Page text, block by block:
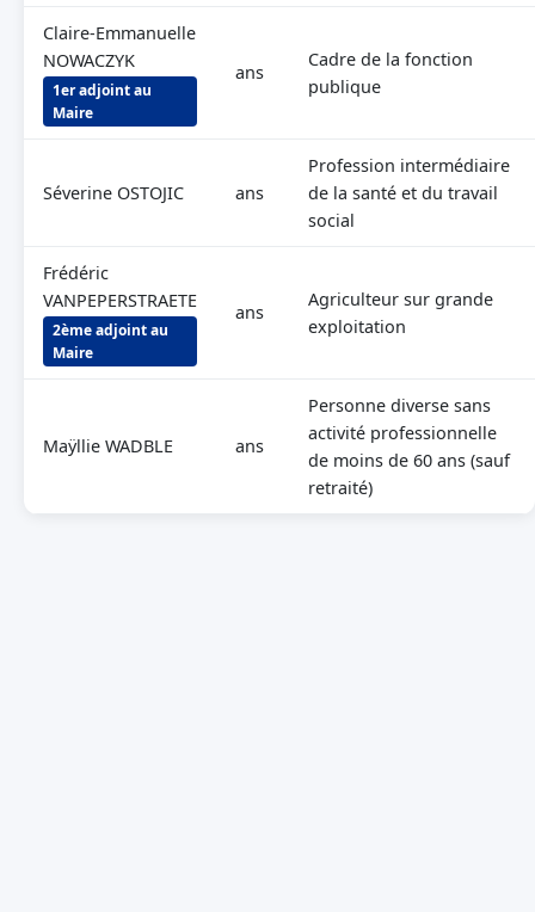
Claire-Emmanuelle
NOWACZYK
1er adjoint au
Maire
ans
Cadre de la fonction
publique
Séverine OSTOJIC ans
Profession intermédiaire
de la santé et du travail
social
Frédéric
VANPEPERSTRAETE
2ème adjoint au
Maire
ans
Agriculteur sur grande
exploitation
Maÿllie WADBLE ans
Personne diverse sans
activité professionnelle
de moins de 60 ans (sauf
retraité)